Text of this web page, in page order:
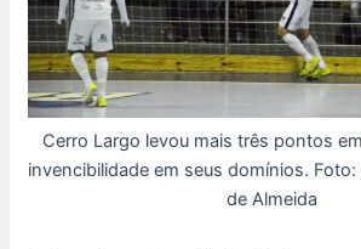
Cerro Largo levou mais três pontos
invencibilidade em seus domínios.
de Almeida